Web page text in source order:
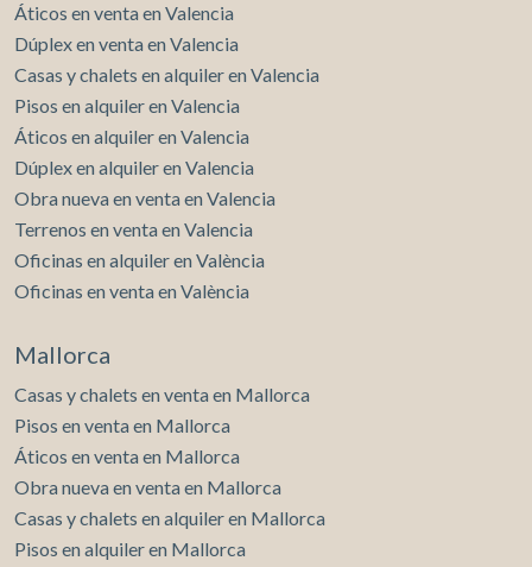
Áticos en venta en Valencia
Dúplex en venta en Valencia
Casas y chalets en alquiler en Valencia
Pisos en alquiler en Valencia
Áticos en alquiler en Valencia
Dúplex en alquiler en Valencia
Obra nueva en venta en Valencia
Terrenos en venta en Valencia
Oficinas en alquiler en València
Oficinas en venta en València
Mallorca
Casas y chalets en venta en Mallorca
Pisos en venta en Mallorca
Áticos en venta en Mallorca
Obra nueva en venta en Mallorca
Casas y chalets en alquiler en Mallorca
Pisos en alquiler en Mallorca